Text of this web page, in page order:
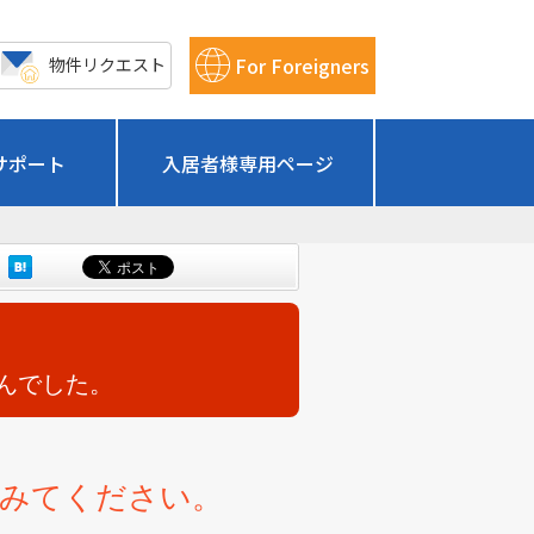
物件リクエスト For Foreigners
ポート 入居者様専用ページ
した。
てください。